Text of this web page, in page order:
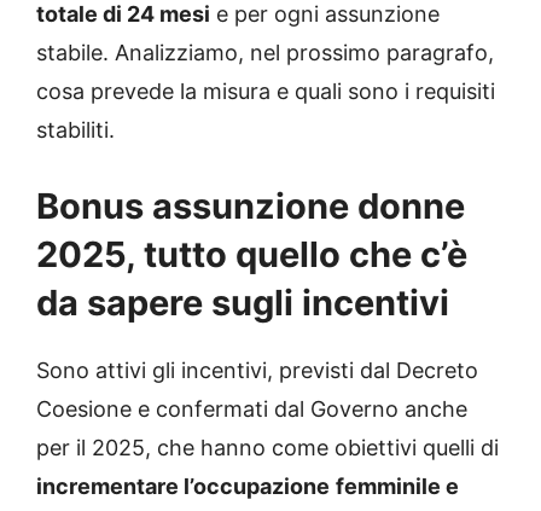
totale di 24 mesi e per ogni assunzione
stabile. Analizziamo, nel prossimo paragrafo,
cosa prevede la misura e quali sono i requisiti
stabiliti.
Bonus assunzione donne
2025, tutto quello che c’è
da sapere sugli incentivi
Sono attivi gli incentivi, previsti dal Decreto
Coesione e confermati dal Governo anche
per il 2025, che hanno come obiettivi quelli di
incrementare l’occupazione femminile e